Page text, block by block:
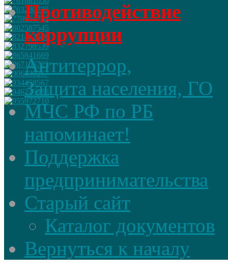
Противодействие
коррупции
Антитеррор,
Защита населения, ГО
МЧС РФ по РБ
напоминает!
Поддержка
предпринимательства
Старый сайт
Каталог документов
Вернуться к началу